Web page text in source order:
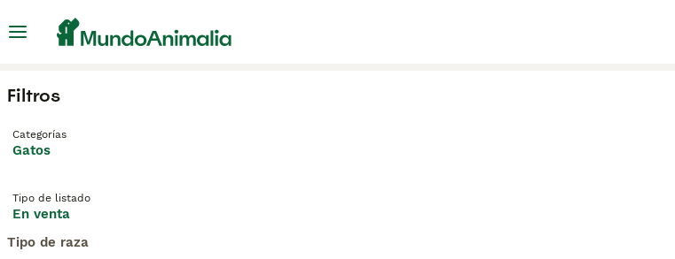
Filtros
Categorías
Gatos
Tipo de listado
En venta
Tipo de raza